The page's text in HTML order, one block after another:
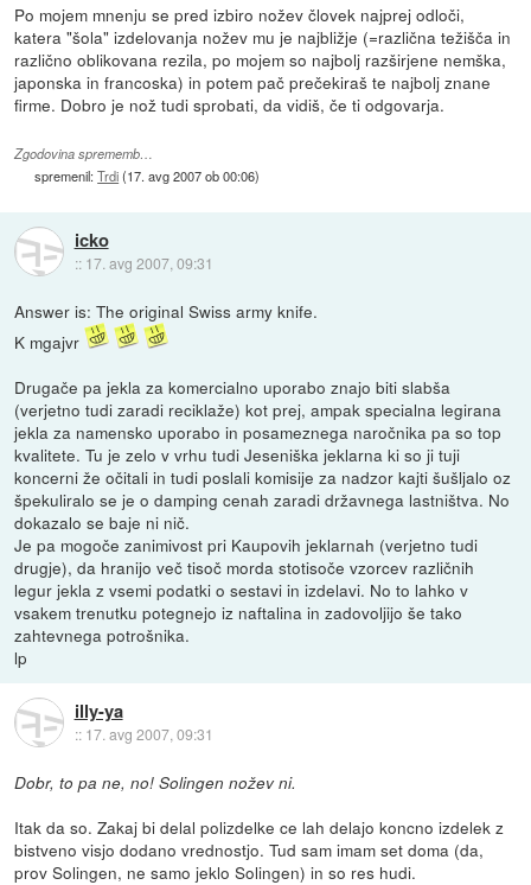
Po mojem mnenju se pred izbiro nožev človek najprej odloči,
katera "šola" izdelovanja nožev mu je najbližje (=različna težišča in
različno oblikovana rezila, po mojem so najbolj razširjene nemška,
japonska in francoska) in potem pač prečekiraš te najbolj znane
firme. Dobro je nož tudi sprobati, da vidiš, če ti odgovarja.
Zgodovina sprememb…
spremenil:Trdi(17. avg 2007 ob 00:06)
icko
:: 17. avg 2007, 09:31
Answer is: The original Swiss army knife.
K mgajvr
Drugače pa jekla za komercialno uporabo znajo biti slabša
(verjetno tudi zaradi reciklaže) kot prej, ampak specialna legirana
jekla za namensko uporabo in posameznega naročnika pa so top
kvalitete. Tu je zelo v vrhu tudi Jeseniška jeklarna ki so ji tuji
koncerni že očitali in tudi poslali komisije za nadzor kajti šušljalo oz
špekuliralo se je o damping cenah zaradi državnega lastništva. No
dokazalo se baje ni nič.
Je pa mogoče zanimivost pri Kaupovih jeklarnah (verjetno tudi
drugje), da hranijo več tisoč morda stotisoče vzorcev različnih
legur jekla z vsemi podatki o sestavi in izdelavi. No to lahko v
vsakem trenutku potegnejo iz naftalina in zadovoljijo še tako
zahtevnega potrošnika.
lp
illy-ya
:: 17. avg 2007, 09:31
Dobr, to pa ne, no! Solingen nožev ni.
Itak da so. Zakaj bi delal polizdelke ce lah delajo koncno izdelek z
bistveno visjo dodano vrednostjo. Tud sam imam set doma (da,
prov Solingen, ne samo jeklo Solingen) in so res hudi.